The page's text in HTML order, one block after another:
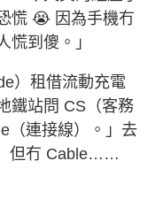
慌 😭 因為手機冇
慌到傻。」
）租借流動充電
鐵站問 CS（客務
（連接線）。」去
但冇 Cable……